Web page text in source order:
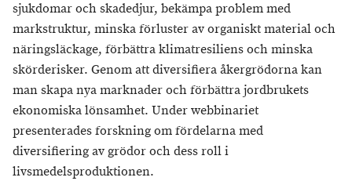
sjukdomar och skadedjur, bekämpa problem med
markstruktur, minska förluster av organiskt material och
näringsläckage, förbättra klimatresiliens och minska
skörderisker. Genom att diversifiera åkergrödorna kan
man skapa nya marknader och förbättra jordbrukets
ekonomiska lönsamhet. Under webbinariet
presenterades forskning om fördelarna med
diversifiering av grödor och dess roll i
livsmedelsproduktionen.